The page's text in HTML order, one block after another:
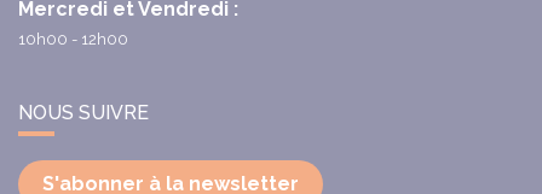
Mercredi et Vendredi :
10h00 - 12h00
NOUS SUIVRE
S'abonner à la newsletter